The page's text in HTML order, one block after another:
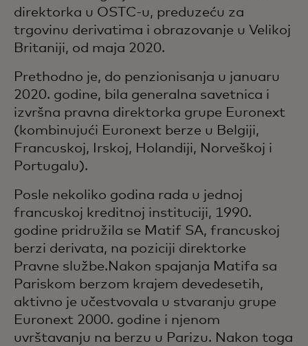
direktorka u OSTC-u, preduzeću za
trgovinu derivatima i obrazovanje u Velikoj
Britaniji, od maja 2020.
Prethodno je, do penzionisanja u januaru
2020. godine, bila generalna savetnica i
izvršna pravna direktorka grupe Euronext
(kombinujući Euronext berze u Belgiji,
Francuskoj, Irskoj, Holandiji, Norveškoj i
Portugalu).
Posle nekoliko godina rada u jednoj
francuskoj kreditnoj instituciji, 1990.
godine pridružila se Matif SA, francuskoj
berzi derivata, na poziciji direktorke
Pravne službe.Nakon spajanja Matifa sa
Pariskom berzom krajem devedesetih,
aktivno je učestvovala u stvaranju grupe
Euronext 2000. godine i njenom
uvrštavanju na berzu u Parizu. Nakon toga